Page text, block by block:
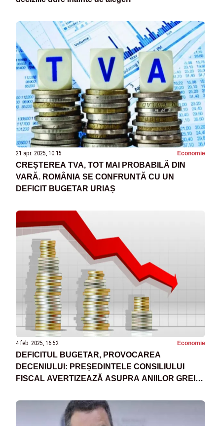
21 apr. 2025, 10:15 Economie
CREȘTEREA TVA, TOT MAI PROBABILĂ DIN
VARĂ. ROMÂNIA SE CONFRUNTĂ CU UN
DEFICIT BUGETAR URIAȘ
4 feb. 2025, 16:52 Economie
DEFICITUL BUGETAR, PROVOCAREA
DECENIULUI: PREȘEDINTELE CONSILIULUI
FISCAL AVERTIZEAZĂ ASUPRA ANIILOR GREI
URECHE, DAR PERICOLUL NU A TRECUT”